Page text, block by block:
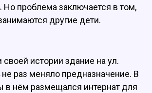
Но проблема заключается в том,
другие дети.
истории здание на ул.
не раз меняло предназначение. В
в нём размещался интернат для